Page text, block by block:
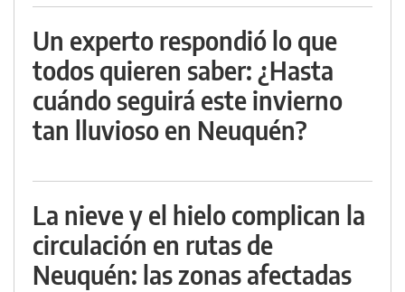
Un experto respondió lo que
todos quieren saber: ¿Hasta
cuándo seguirá este invierno
tan lluvioso en Neuquén?
La nieve y el hielo complican la
circulación en rutas de
Neuquén: las zonas afectadas